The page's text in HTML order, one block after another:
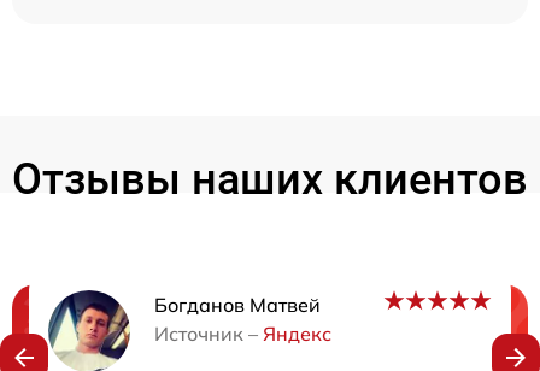
Отзывы наших клиентов
Богданов Матвей
Источник – Яндекс
Нужна консультация?